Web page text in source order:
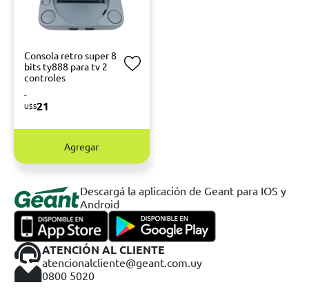
Consola retro super 8
bits ty888 para tv 2
controles
-
U$S21
Agregar
Descargá la aplicación de Geant para IOS y
Android
ATENCIÓN AL CLIENTE
atencionalcliente@geant.com.uy
0800 5020